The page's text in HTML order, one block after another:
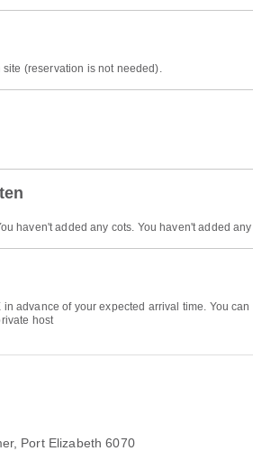
(reservation is not needed).
haven't added any cots. You haven't added
advance of your expected arrival time. You
host
Port Elizabeth 6070